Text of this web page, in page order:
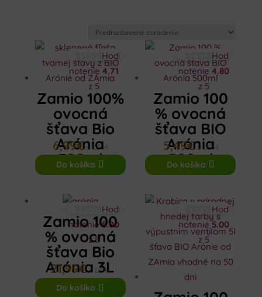
Zamio 100%
ovocná
šťava Bio
Arónia
700ml
Hod
notenie 4.71
z 5
6,99€s DPH
Do košíka
Zamio 100
% ovocná
šťava BIO
Arónia
500ml
Hod
notenie 4.80
z 5
5,49€s DPH
Do košíka
Zamio 100
% ovocná
šťava Bio
Arónia 3L
Hod
notenie5.00
z 5
21,99€s DPH
Do košíka
Hod
notenie5.00
z 5